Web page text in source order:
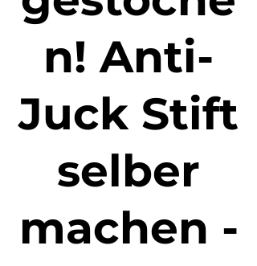
n! Anti-
Juck Stift
selber
machen -